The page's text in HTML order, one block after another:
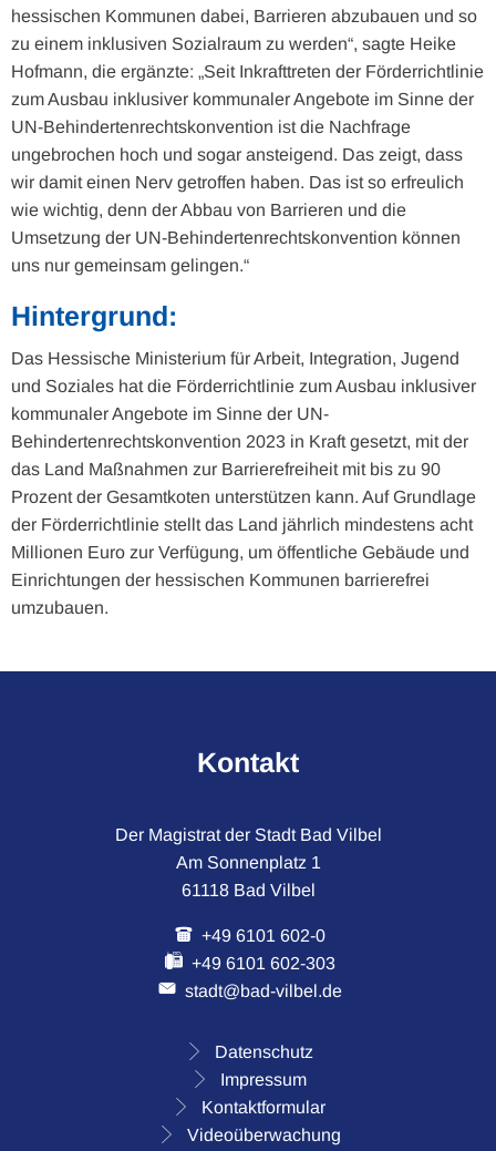
hessischen Kommunen dabei, Barrieren abzubauen und so
zu einem inklusiven Sozialraum zu werden“, sagte Heike
Hofmann, die ergänzte: „Seit Inkrafttreten der Förderrichtlinie
zum Ausbau inklusiver kommunaler Angebote im Sinne der
UN-Behindertenrechtskonvention ist die Nachfrage
ungebrochen hoch und sogar ansteigend. Das zeigt, dass
wir damit einen Nerv getroffen haben. Das ist so erfreulich
wie wichtig, denn der Abbau von Barrieren und die
Umsetzung der UN-Behindertenrechtskonvention können
uns nur gemeinsam gelingen.“
Hintergrund:
Das Hessische Ministerium für Arbeit, Integration, Jugend
und Soziales hat die Förderrichtlinie zum Ausbau inklusiver
kommunaler Angebote im Sinne der UN-
Behindertenrechtskonvention 2023 in Kraft gesetzt, mit der
das Land Maßnahmen zur Barrierefreiheit mit bis zu 90
Prozent der Gesamtkoten unterstützen kann. Auf Grundlage
der Förderrichtlinie stellt das Land jährlich mindestens acht
Millionen Euro zur Verfügung, um öffentliche Gebäude und
Einrichtungen der hessischen Kommunen barrierefrei
umzubauen.
Kontakt
Der Magistrat der Stadt Bad Vilbel
Am Sonnenplatz 1
61118 Bad Vilbel
+49 6101 602-0
+49 6101 602-303
stadt@bad-vilbel.de
Datenschutz
Impressum
Kontaktformular
Videoüberwachung